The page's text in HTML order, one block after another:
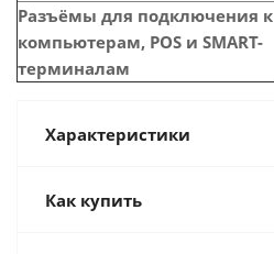
Разъёмы для подключения к
компьютерам, POS и SMART-
терминалам
Характеристики
Как купить